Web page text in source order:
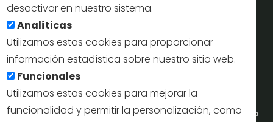
desactivar en nuestro sistema.
Analíticas
Utilizamos estas cookies para proporcionar
información estadística sobre nuestro sitio web.
Funcionales
Utilizamos estas cookies para mejorar la
funcionalidad y permitir la personalización, como
info@turismodesegovia.com
Aviso legal |
Portal de la Concejalía de Turismo (Ayuntamiento de Segovia) y la Empresa